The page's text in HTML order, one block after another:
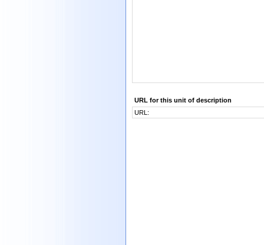
URL for this unit of description
URL: